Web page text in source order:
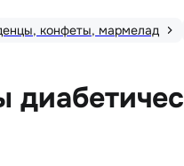
конфеты, мармелад